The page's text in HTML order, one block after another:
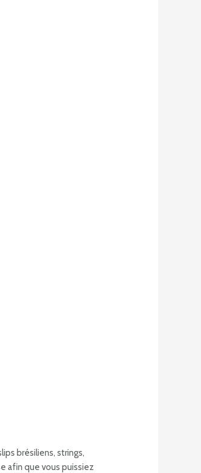
brésiliens, strings,
afin que vous puissiez